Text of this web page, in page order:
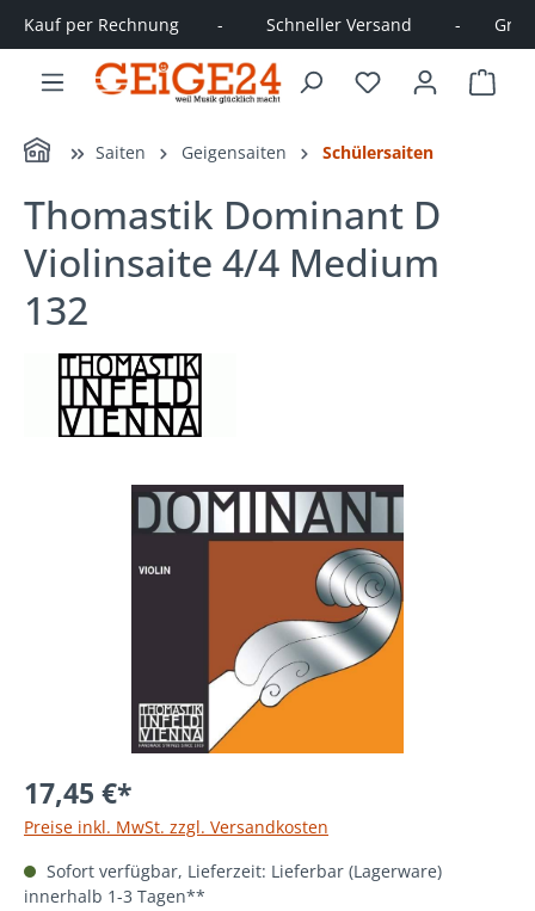
springen
Kauf per Rechnung        -         Schneller Versand         -
Home Saiten Geigensaiten Schülersaiten
Thomastik Dominant D
Violinsaite 4/4 Medium
132
Bildergalerie überspringen
17,45 €*
Preise inkl. MwSt. zzgl. Versandkosten
Sofort verfügbar, Lieferzeit: Lieferbar (Lagerware)
innerhalb 1-3 Tagen**